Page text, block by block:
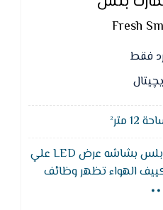
Fresh
فقط
متر²
يتميز تكييف فريش سمارت بلس بشاشه عرض LED علي
الهواء تظهر وظائف
وهي خاصيه التشخيص